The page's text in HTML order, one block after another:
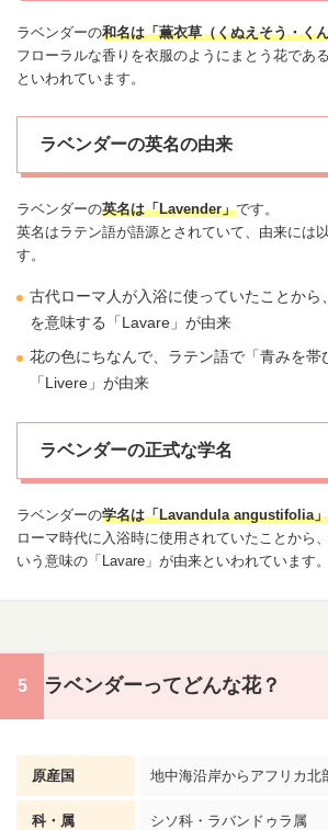
ラベンダーの和名は「薫衣草（くぬえそう・く
フローラルな香りを衣服のようにまとう花であ
といわれています。
ラベンダーの英名の由来
ラベンダーの英名は「Lavender」です。
英名はラテン語が語源とされていて、由来には
す。
古代ローマ人が入浴に使っていたことから
を意味する「Lavare」が由来
花の色にちなんで、ラテン語で「青みを帯
「Livere」が由来
ラベンダーの正式な学名
ラベンダーの学名は「Lavandula angustifolia」
ローマ時代に入浴時に使用されていたことから
いう意味の「Lavare」が由来といわれています。
ラベンダーってどんな花？
原産国 地中海沿岸からアフリカ北
科・属 シソ科・ラバンドゥラ属